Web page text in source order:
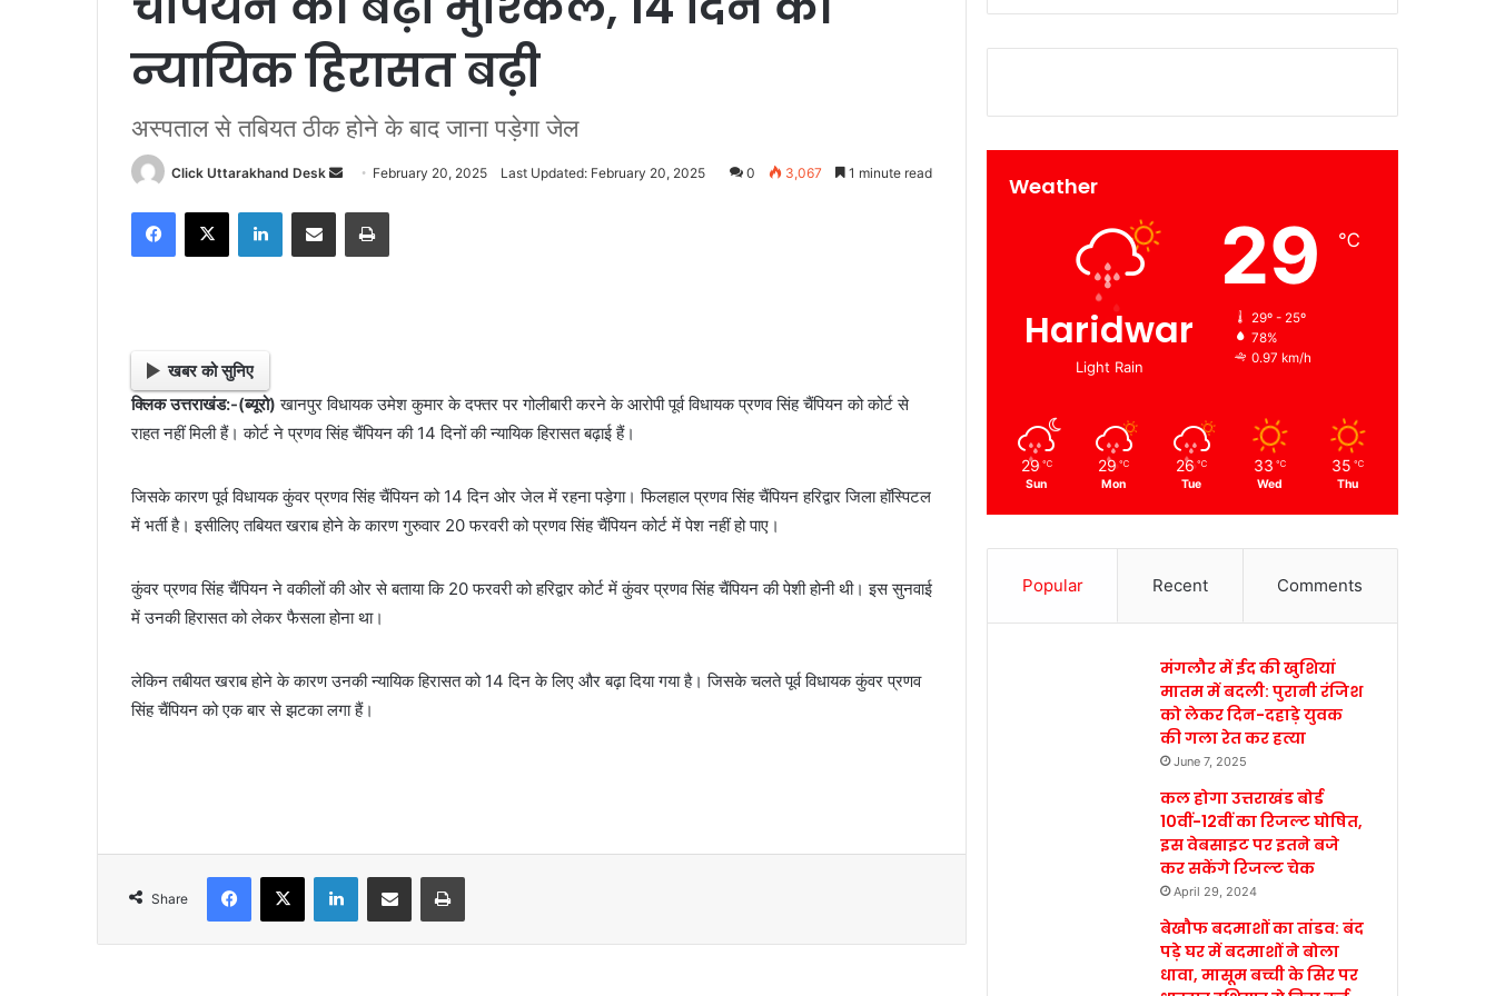
न्यायिक हिरासत बढ़ी
अस्पताल से तबियत ठीक होने के बाद जाना पड़ेगा जेल
Click Uttarakhand Desk
d
i
l
February 20, 2025 Last Updated: February 20, 2025 0 3,067 1 minute read
खबर को सुनिए
क्लिक उत्तराखंड:-(ब्यूरो) खानपुर विधायक उमेश कुमार के दफ्तर पर गोलीबारी करने के आरोपी पूर्व विधायक प्रणव सिंह चैंपियन को कोर्ट से
राहत नहीं मिली हैं। कोर्ट ने प्रणव सिंह चैंपियन की 14 दिनों की न्यायिक हिरासत बढ़ाई हैं।
जिसके कारण पूर्व विधायक कुंवर प्रणव सिंह चैंपियन को 14 दिन ओर जेल में रहना पड़ेगा। फिलहाल प्रणव सिंह चैंपियन हरिद्वार जिला हॉस्पिटल
में भर्ती है। इसीलिए तबियत खराब होने के कारण गुरुवार 20 फरवरी को प्रणव सिंह चैंपियन कोर्ट में पेश नहीं हो पाए।
कुंवर प्रणव सिंह चैंपियन ने वकीलों की ओर से बताया कि 20 फरवरी को हरिद्वार कोर्ट में कुंवर प्रणव सिंह चैंपियन की पेशी होनी थी। इस सुनवाई
में उनकी हिरासत को लेकर फैसला होना था।
लेकिन तबीयत खराब होने के कारण उनकी न्यायिक हिरासत को 14 दिन के लिए और बढ़ा दिया गया है। जिसके चलते पूर्व विधायक कुंवर प्रणव
सिंह चैंपियन को एक बार से झटका लगा हैं।
Share
Weather
Haridwar
Light Rain
29 ℃
29º - 25º
78%
0.97 km/h
29 ℃
Sun
29 ℃
Mon
26 ℃
Tue
33 ℃
Wed
35 ℃
Thu
Popular Recent Comments
मंगलौर में ईद की खुशियां
मातम में बदली: पुरानी रंजिश
को लेकर दिन-दहाड़े युवक
की गला रेत कर हत्या
June 7, 2025
कल होगा उत्तराखंड बोर्ड
10वीं-12वीं का रिजल्ट घोषित,
इस वेबसाइट पर इतने बजे
कर सकेंगे रिजल्ट चेक
April 29, 2024
बेखौफ बदमाशों का तांडव: बंद
पड़े घर में बदमाशों ने बोला
धावा, मासूम बच्ची के सिर पर